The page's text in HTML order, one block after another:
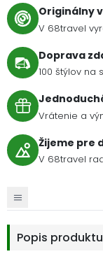
Originálny
V 68travel
Doprava
100 štýlov na
Vrátenie a
Žijeme pre
V 68travel
Popis produktu